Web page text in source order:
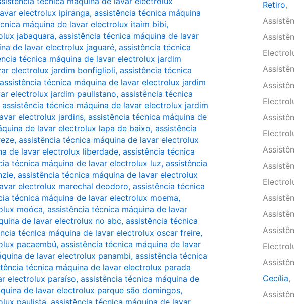
electrolux ipiranga, assistência técnica máquina
máquina de lavar electrolux itaim bibi,
jabaquara, assistência técnica máquina de lavar
de lavar electrolux jaguaré, assistência técnica
técnica máquina de lavar electrolux jardim
electrolux jardim bonfiglioli, assistência técnica
assistência técnica máquina de lavar electrolux jardim
electrolux jardim paulistano, assistência técnica
assistência técnica máquina de lavar electrolux jardim
electrolux jardins, assistência técnica máquina de
de lavar electrolux lapa de baixo, assistência
, assistência técnica máquina de lavar electrolux
de lavar electrolux liberdade, assistência técnica
técnica máquina de lavar electrolux luz, assistência
, assistência técnica máquina de lavar electrolux
electrolux marechal deodoro, assistência técnica
técnica máquina de lavar electrolux moema,
moóca, assistência técnica máquina de lavar
de lavar electrolux no abc, assistência técnica
técnica máquina de lavar electrolux oscar freire,
pacaembú, assistência técnica máquina de lavar
de lavar electrolux panambi, assistência técnica
técnica máquina de lavar electrolux parada
electrolux paraíso, assistência técnica máquina de
de lavar electrolux parque são domingos,
paulista, assistência técnica máquina de lavar
Retiro,
Cecília,